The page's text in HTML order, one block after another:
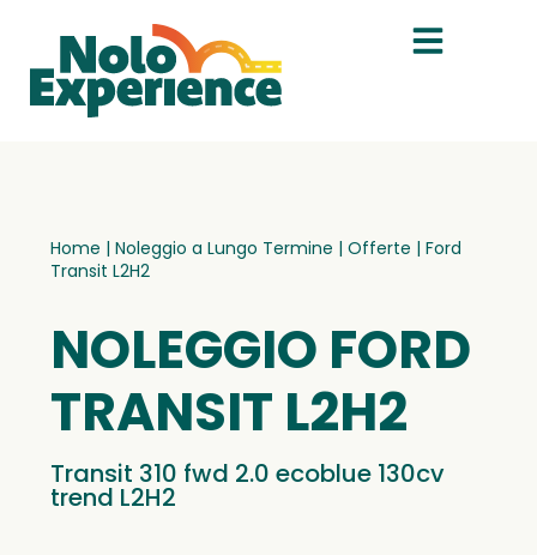
Home | Noleggio a Lungo Termine | Offerte | Ford
Transit L2H2
NOLEGGIO FORD
TRANSIT L2H2
Transit 310 fwd 2.0 ecoblue 130cv
trend L2H2